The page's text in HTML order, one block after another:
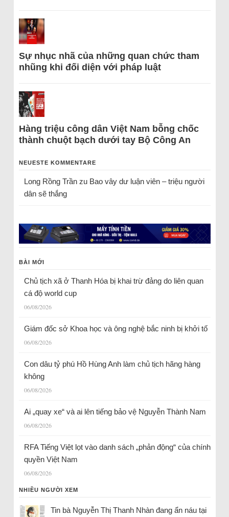
Sự nhục nhã của những quan chức tham
nhũng khi đối diện với pháp luật
Hàng triệu công dân Việt Nam bỗng chốc
thành chuột bạch dưới tay Bộ Công An
NEUESTE KOMMENTARE
Long Rồng Trầnzu Bao vây dư luận viên – triệu người
dân sẽ thắng
BÀI MỚI
Chủ tịch xã ở Thanh Hóa bị khai trừ đảng do liên quan
cá độ world cup
06/08/2026
Giám đốc sở Khoa học và ông nghệ bắc ninh bị khởi tố
06/08/2026
Con dâu tỷ phú Hồ Hùng Anh làm chủ tịch hãng hàng
không
06/08/2026
Ai „quay xe“ và ai lên tiếng bảo vệ Nguyễn Thành Nam
06/08/2026
RFA Tiếng Việt lọt vào danh sách „phản động“ của chính
quyền Việt Nam
06/08/2026
NHIỀU NGƯỜI XEM
Tin bà Nguyễn Thị Thanh Nhàn đang ẩn náu tại